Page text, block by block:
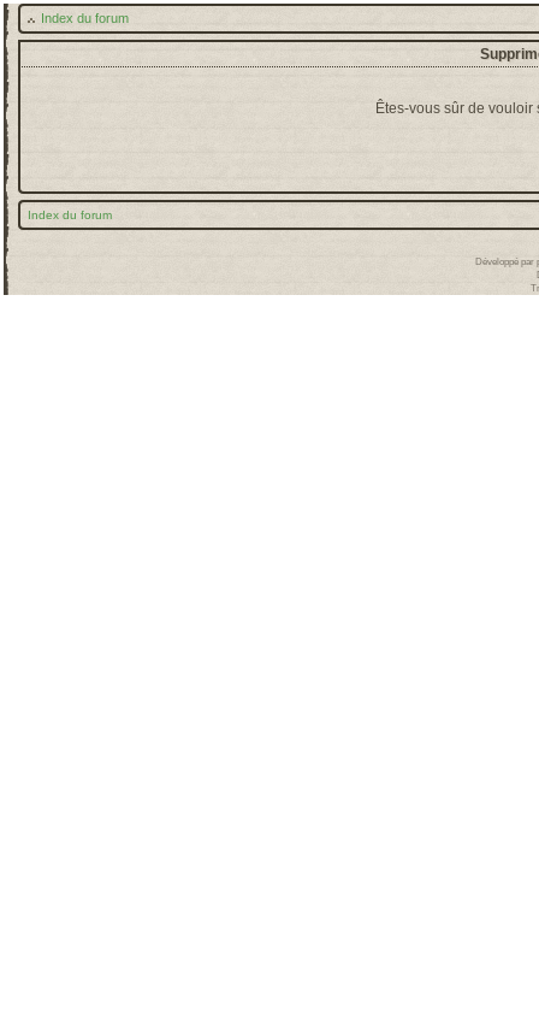
Index du forum
Êtes-vous sûr de
Index du forum
Développé par